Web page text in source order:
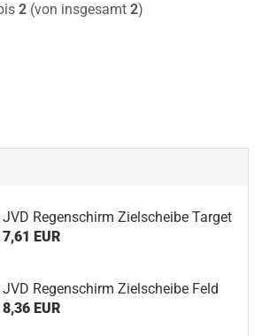
2(von insgesamt 2)
JVD Regenschirm Zielscheibe Target
7,61 EUR
JVD Regenschirm Zielscheibe Feld
8,36 EUR